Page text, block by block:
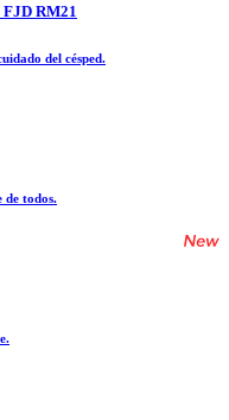
RM21
del césped.
de todos.